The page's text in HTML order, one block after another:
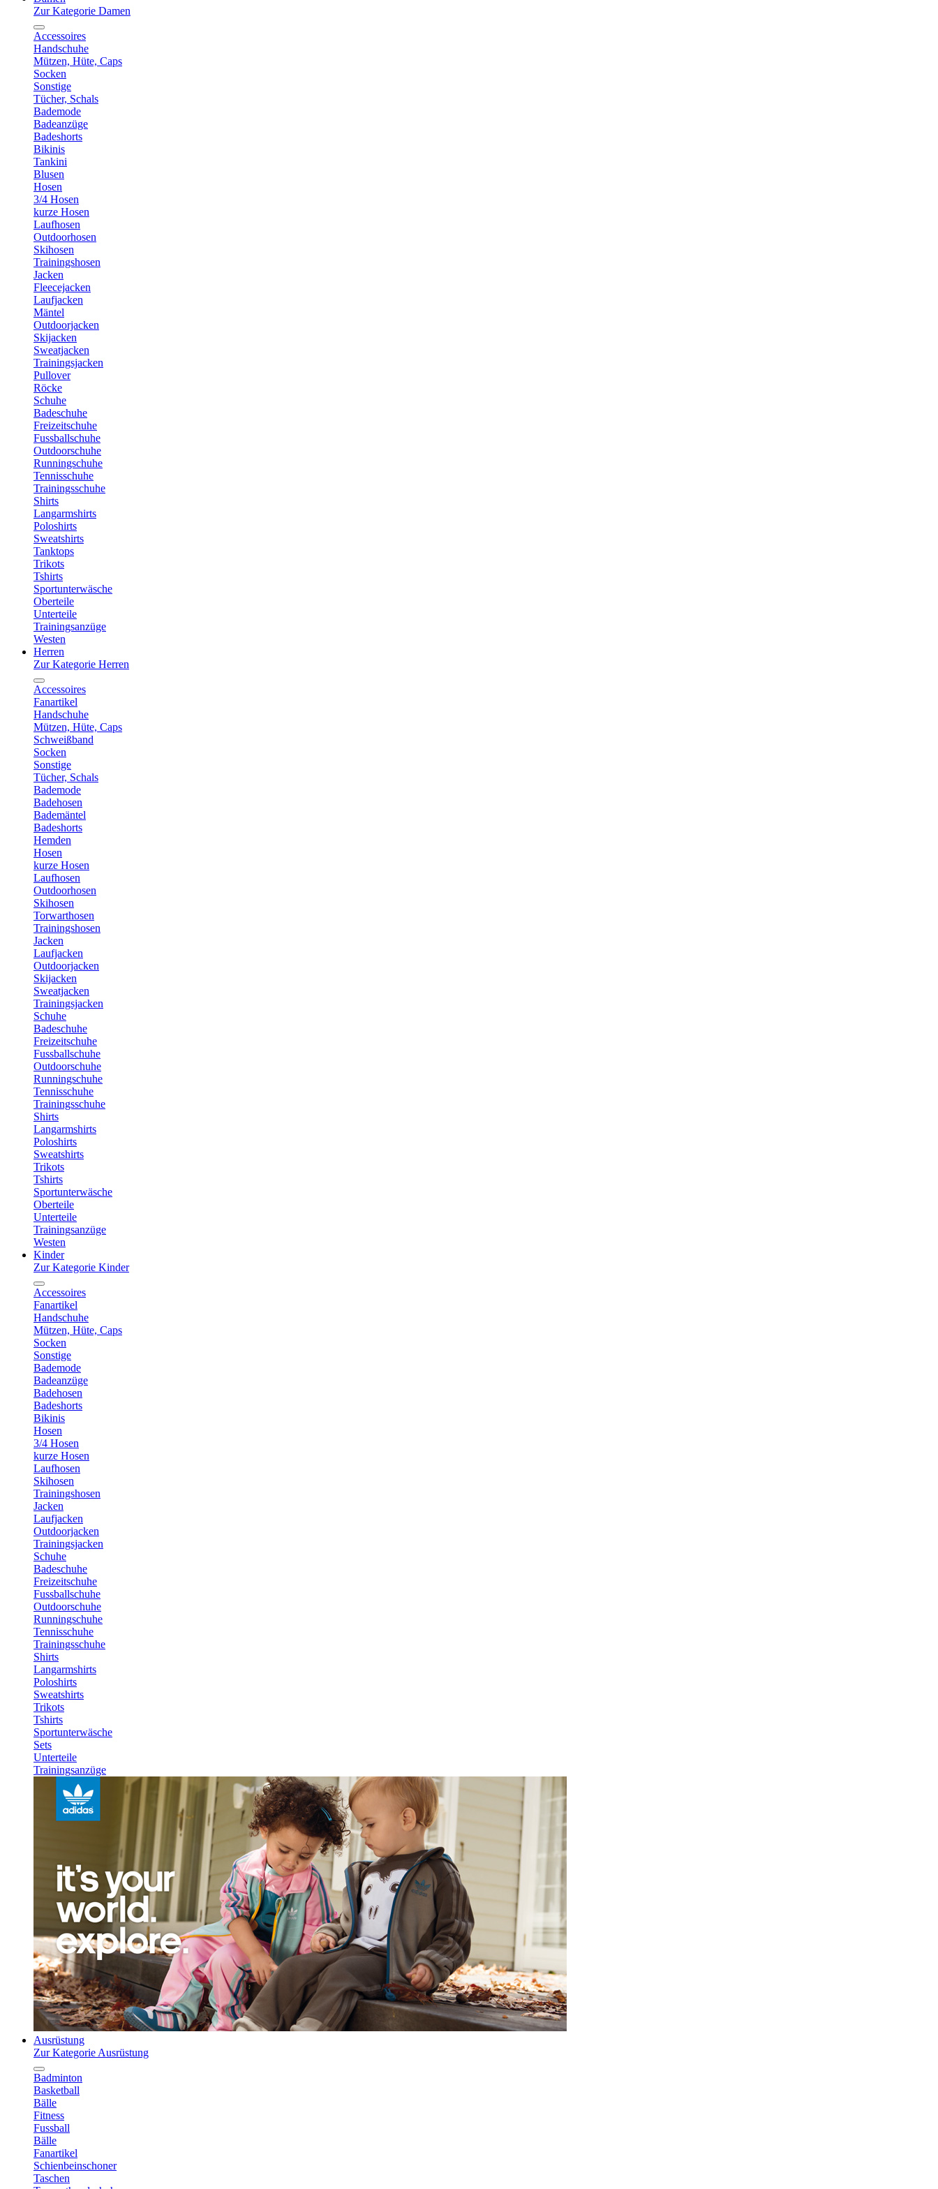
Zur Kategorie Damen
Accessoires
Handschuhe
Mützen, Hüte, Caps
Socken
Sonstige
Tücher, Schals
Bademode
Badeanzüge
Badeshorts
Bikinis
Tankini
Blusen
Hosen
3/4 Hosen
kurze Hosen
Laufhosen
Outdoorhosen
Skihosen
Trainingshosen
Jacken
Fleecejacken
Laufjacken
Mäntel
Outdoorjacken
Skijacken
Sweatjacken
Trainingsjacken
Pullover
Röcke
Schuhe
Badeschuhe
Freizeitschuhe
Fussballschuhe
Outdoorschuhe
Runningschuhe
Tennisschuhe
Trainingsschuhe
Shirts
Langarmshirts
Poloshirts
Sweatshirts
Tanktops
Trikots
Tshirts
Sportunterwäsche
Oberteile
Unterteile
Trainingsanzüge
Westen
Herren
Zur Kategorie Herren
Accessoires
Fanartikel
Handschuhe
Mützen, Hüte, Caps
Schweißband
Socken
Sonstige
Tücher, Schals
Bademode
Badehosen
Bademäntel
Badeshorts
Hemden
Hosen
kurze Hosen
Laufhosen
Outdoorhosen
Skihosen
Torwarthosen
Trainingshosen
Jacken
Laufjacken
Outdoorjacken
Skijacken
Sweatjacken
Trainingsjacken
Schuhe
Badeschuhe
Freizeitschuhe
Fussballschuhe
Outdoorschuhe
Runningschuhe
Tennisschuhe
Trainingsschuhe
Shirts
Langarmshirts
Poloshirts
Sweatshirts
Trikots
Tshirts
Sportunterwäsche
Oberteile
Unterteile
Trainingsanzüge
Westen
Kinder
Zur Kategorie Kinder
Accessoires
Fanartikel
Handschuhe
Mützen, Hüte, Caps
Socken
Sonstige
Bademode
Badeanzüge
Badehosen
Badeshorts
Bikinis
Hosen
3/4 Hosen
kurze Hosen
Laufhosen
Skihosen
Trainingshosen
Jacken
Laufjacken
Outdoorjacken
Trainingsjacken
Schuhe
Badeschuhe
Freizeitschuhe
Fussballschuhe
Outdoorschuhe
Runningschuhe
Tennisschuhe
Trainingsschuhe
Shirts
Langarmshirts
Poloshirts
Sweatshirts
Trikots
Tshirts
Sportunterwäsche
Sets
Unterteile
Trainingsanzüge
Ausrüstung
Zur Kategorie Ausrüstung
Badminton
Basketball
Bälle
Fitness
Fussball
Bälle
Fanartikel
Schienbeinschoner
Taschen